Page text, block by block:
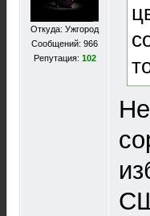
Откуда: Ужгород
Сообщений: 966
Репутация: 102